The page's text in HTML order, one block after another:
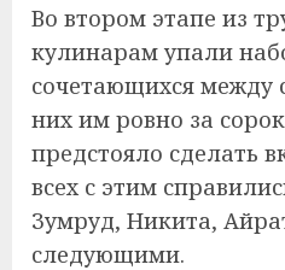
Во втором этапе из
кулинарам упали
сочетающихся между
них им ровно за
предстояло сделать
всех с этим
Зумруд, Никита,
следующими.